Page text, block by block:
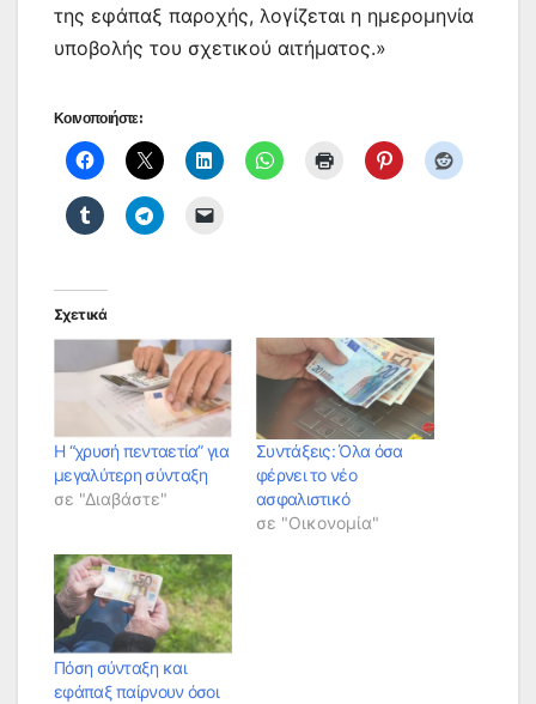
της εφάπαξ παροχής, λογίζεται η ημερομηνία
υποβολής του σχετικού αιτήματος.»
Κοινοποιήστε:
Σχετικά
Η “χρυσή πενταετία” για
μεγαλύτερη σύνταξη
σε "Διαβάστε"
Συντάξεις: Όλα όσα
φέρνει το νέο
ασφαλιστικό
σε "Οικονομία"
Πόση σύνταξη και
εφάπαξ παίρνουν όσοι